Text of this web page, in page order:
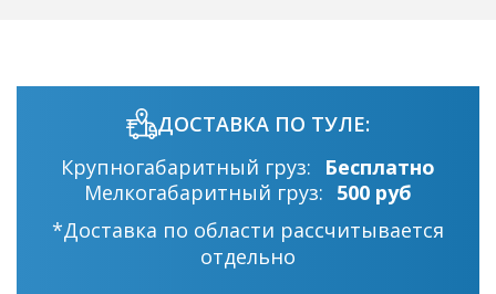
ДОСТАВКА ПО ТУЛЕ:
Крупногабаритный груз:
Бесплатно
Мелкогабаритный груз: 500 руб
*Доставка по области рассчитывается
отдельно